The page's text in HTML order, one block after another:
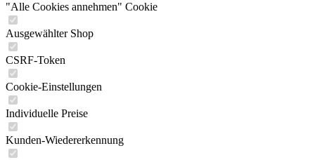
"Alle Cookies annehmen" Cookie
Ausgewählter Shop
CSRF-Token
Cookie-Einstellungen
Individuelle Preise
Kunden-Wiedererkennung